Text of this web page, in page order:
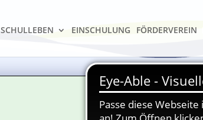
SCHULLEBEN EINSCHULUNG FÖRDERVEREIN